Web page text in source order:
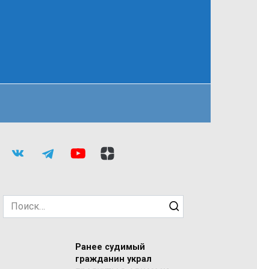
Search
for:
Ранее судимый
гражданин украл